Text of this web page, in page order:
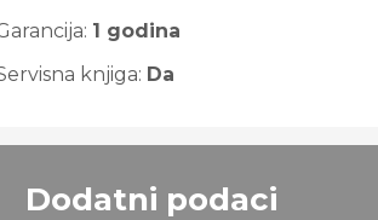
1 godina
knjiga: Da
Dodatni podaci